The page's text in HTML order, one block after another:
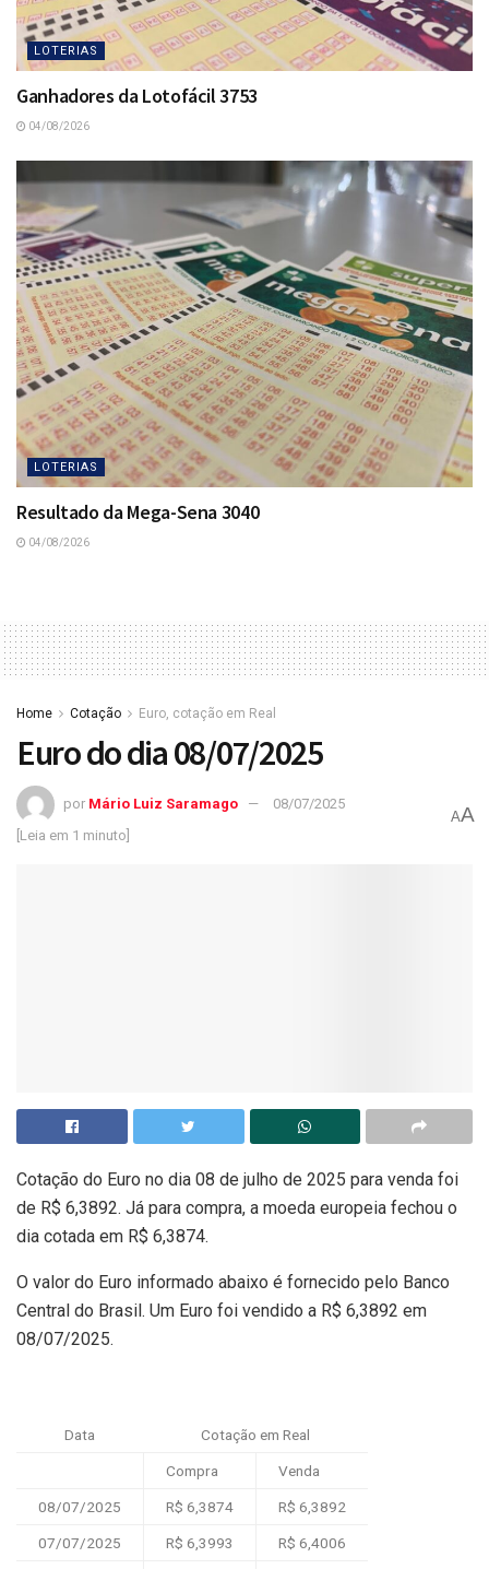
LOTERIAS
Ganhadores da Lotofácil 3753
04/08/2026
LOTERIAS
Resultado da Mega-Sena 3040
04/08/2026
Home Cotação Euro, cotação em Real
Euro do dia 08/07/2025
por Mário Luiz Saramago
08/07/2025
[Leia em 1 minuto]
AA
Cotação do Euro no dia 08 de julho de 2025 para venda foi
de R$ 6,3892. Já para compra, a moeda europeia fechou o
dia cotada em R$ 6,3874.
O valor do Euro informado abaixo é fornecido pelo Banco
Central do Brasil. Um Euro foi vendido a R$ 6,3892 em
08/07/2025.
Data Cotação em Real
Compra Venda
08/07/2025 R$ 6,3874 R$ 6,3892
07/07/2025 R$ 6,3993 R$ 6,4006